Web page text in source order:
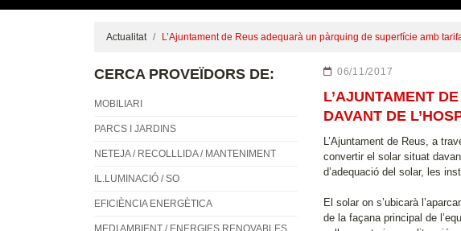
Actualitat L’Ajuntament de Reus adequarà un pàrquing de superfície amb
CERCA PROVEÏDORS DE:
MOBILIARI
PARCS I JARDINS
NETEJA / RECOLLLIDA / MANTENIMENT
IL.LUMINACIÓ / SO
EFICIÈNCIA ENERGÈTICA
06/11/2017
L’AJUNTAMENT
DAVANT DE
L’Ajuntament de Reus, a
convertir el solar situat
d’adequació del solar, les
El solar on s’ubicarà
de la façana principal de